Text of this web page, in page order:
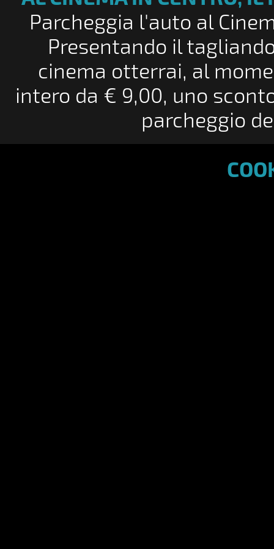
Parcheggia l'auto al
Presentando il
cinema otterrai, al
intero da € 9,00, uno
parcheggio